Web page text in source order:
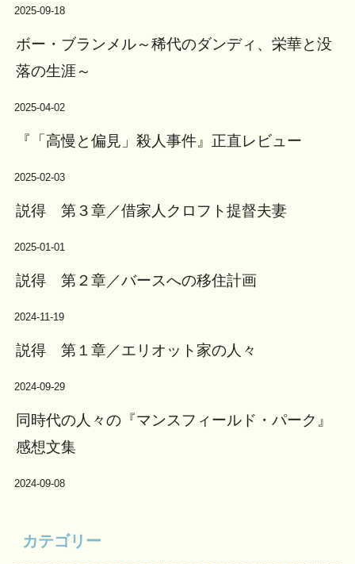
2025-09-18
ボー・ブランメル～稀代のダンディ、栄華と没
落の生涯～
2025-04-02
『「高慢と偏見」殺人事件』正直レビュー
2025-02-03
説得 第３章／借家人クロフト提督夫妻
2025-01-01
説得 第２章／バースへの移住計画
2024-11-19
説得 第１章／エリオット家の人々
2024-09-29
同時代の人々の『マンスフィールド・パーク』
感想文集
2024-09-08
カテゴリー